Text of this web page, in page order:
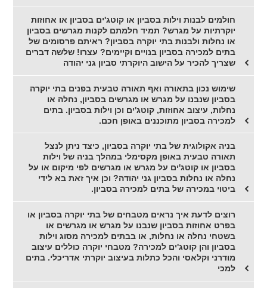
חולמים לבנות וילות בסביון או קוטג'ים בסביון או אחוזות
יוקרתיות על מגרש? תמיד חלמתם לקנות מגרשים בסביון
או נחלות ולבנות בתי יוקרה בסביון? ראיתם פרסומים של
בתים למכירה בסביון בנויים וקיימים? עצרו! שלשה דברים
שצריך להכיר על הישוב היוקרתי סביון גני יהודה
שימוש נכון בתאורה ואף תאורה טבעית בפנים בתי יוקרה
בסביון שנבנו על מגרש או מגרשים בסביון, נחלה או
נחלות, עיצוב אחוזות, קוטג'ים וכן וילות בסביון. בתים
למכירה בסביון מתוכננים באופן חכם.
בניה אקולוגית של בתי יוקרה בסביון, כיצד ניתן לנצל
תאורה טבעית באופן מקסימלי במהלך בניה של וילות
בסביון או קוטג'ים על מגרש או מגרשים לפי מיקום או על
נחלה או נחלות בסביון גני יהודה? וכן איך זאת בא לידי
ביטוי במכירה של בתים למכירה בסביון.
רוצים לדעת איך נראים מטבחים של בתי יוקרה בסביון או
בפרט אחוזות בסביון שנבנו על מגרש או מגרשים או
בשטחי נחלה או נחלות, או בבתים למכירה מסוג וילות
בסביון והן קוטג'ים למכירה? מטבחי יוקרה כוללים עיצוב
מודרני וקלאסי והכל כתלות בעיצוב יוקרתי אדריכלי. בתים
למכי